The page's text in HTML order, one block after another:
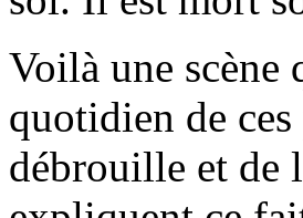
Voilà une scène
quotidien de
débrouille et de